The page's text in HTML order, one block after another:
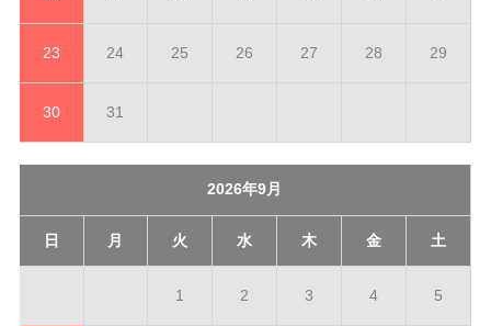
23 24 25 26 27 28 29
30 31
2026年9月
日 月 火 水 木 金 土
1 2 3 4 5